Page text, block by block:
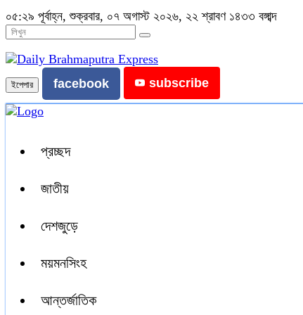
০৫:২৯ পূর্বাহ্ন, শুক্রবার, ০৭ অগাস্ট ২০২৬, ২২ শ্রাবণ ১৪৩৩ বঙ্গাব্দ
ইপেপার facebook subscribe
প্রচ্ছদ
জাতীয়
দেশজুড়ে
ময়মনসিংহ
আন্তর্জাতিক